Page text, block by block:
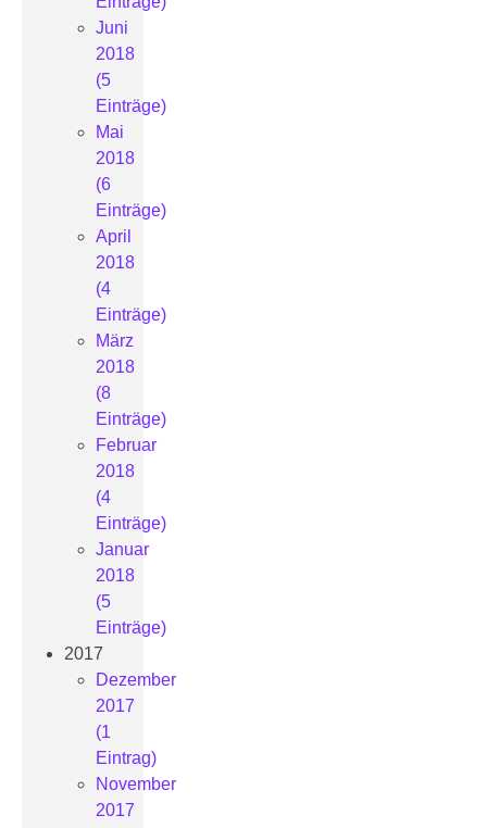
Juni
2018
(5
Einträge)
Mai
2018
(6
Einträge)
April
2018
(4
Einträge)
März
2018
(8
Einträge)
Februar
2018
(4
Einträge)
Januar
2018
(5
Einträge)
2017
Dezember
2017
(1
Eintrag)
November
2017